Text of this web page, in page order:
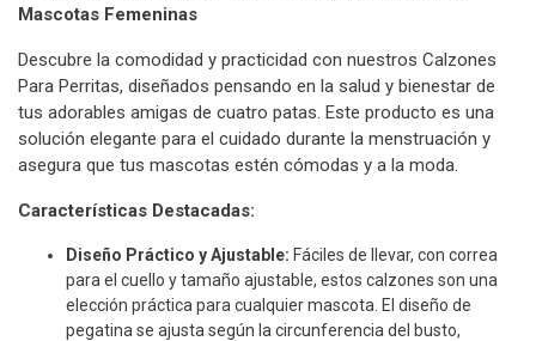
Mascotas Femeninas
Descubre la comodidad y practicidad con nuestros Calzones
Para Perritas, diseñados pensando en la salud y bienestar de
tus adorables amigas de cuatro patas. Este producto es una
solución elegante para el cuidado durante la menstruación y
asegura que tus mascotas estén cómodas y a la moda.
Características Destacadas:
Diseño Práctico y Ajustable: Fáciles de llevar, con correa
para el cuello y tamaño ajustable, estos calzones son una
elección práctica para cualquier mascota. El diseño de
pegatina se ajusta según la circunferencia del busto,